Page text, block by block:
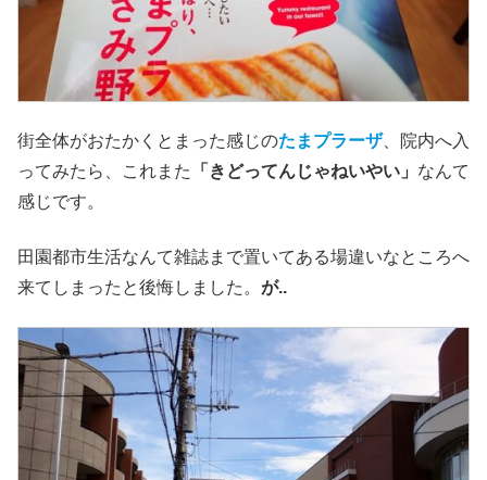
街全体がおたかくとまった感じのたまプラーザ、院内へ入
ってみたら、これまた
「きどってんじゃねいやい」 なんて
感じです。
田園都市生活なんて雑誌まで置いてある場違いなところへ
来てしまったと後悔しました。 が..